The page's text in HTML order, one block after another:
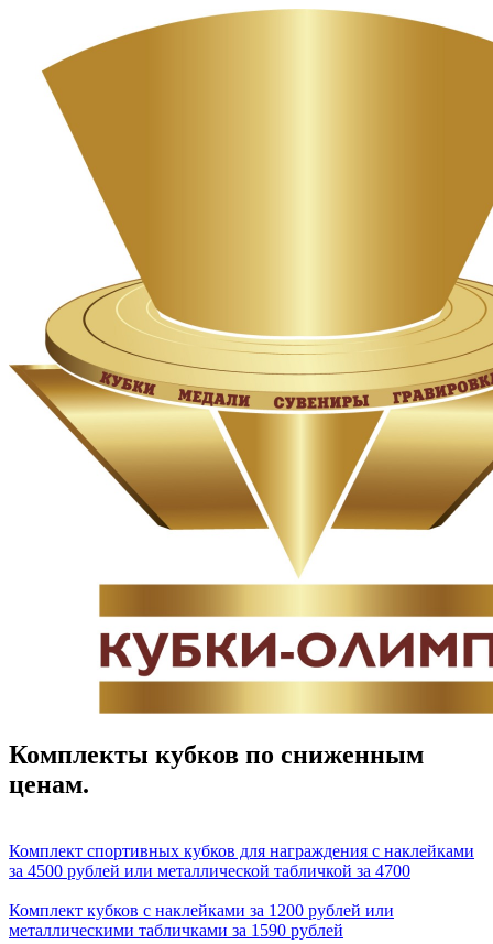
Комплекты кубков по сниженным
ценам.
Комплект спортивных кубков для награждения с наклейками
за 4500 рублей или металлической табличкой за 4700
Комплект кубков с наклейками за 1200 рублей или
металлическими табличками за 1590 рублей